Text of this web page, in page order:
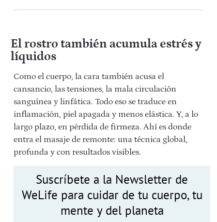
El rostro también acumula estrés y
líquidos
Como el cuerpo, la cara también acusa el
cansancio, las tensiones, la mala circulación
sanguínea y linfática. Todo eso se traduce en
inflamación, piel apagada y menos elástica. Y, a lo
largo plazo, en pérdida de firmeza. Ahí es donde
entra el masaje de remonte: una técnica global,
profunda y con resultados visibles.
Suscríbete a la Newsletter de
WeLife para cuidar de tu cuerpo, tu
mente y del planeta